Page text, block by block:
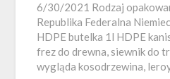
6/30/2021 Rodzaj
Republika Federalna
HDPE butelka 1l HDPE
frez do drewna, siewnik do
wygląda kosodrzewina,